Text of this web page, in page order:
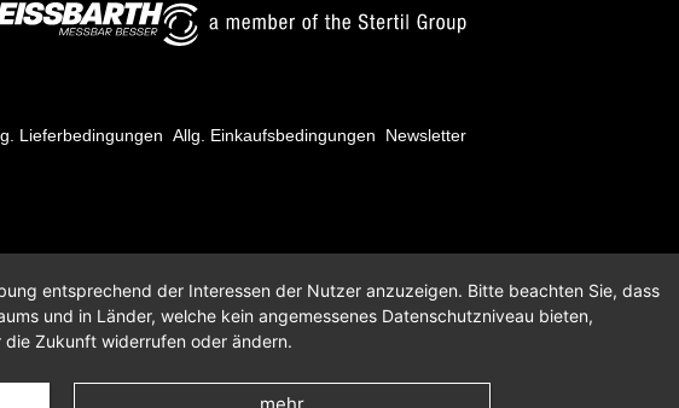
Lieferbedingungen Allg. Einkaufsbedingungen Newsletter
entsprechend der Interessen der Nutzer anzuzeigen. Bitte beachten Sie, dass
und in Länder, welche kein angemessenes Datenschutzniveau bieten,
Zukunft widerrufen oder ändern.
mehr